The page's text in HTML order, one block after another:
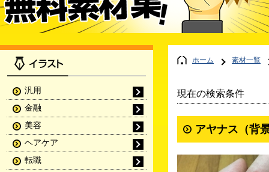
ホーム 素材一覧
現在の検索条件
アヤナス（背
汎用
金融
美容
ヘアケア
転職